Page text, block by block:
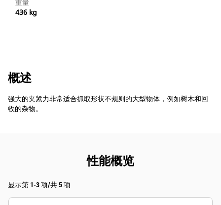
重量
436 kg
概述
强大的夹紧力非常适合抓取形状不规则的大型物体，例如树木和回
收的杂物。
性能概览
显示第 1-3 项/共 5 项